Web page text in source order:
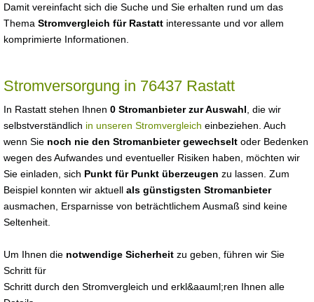
Damit vereinfacht sich die Suche und Sie erhalten rund um das
Thema Stromvergleich für Rastatt interessante und vor allem
komprimierte Informationen.
Stromversorgung in 76437 Rastatt
In Rastatt stehen Ihnen 0 Stromanbieter zur Auswahl , die wir
selbstverständlich in unseren Stromvergleich einbeziehen. Auch
wenn Sie noch nie den Stromanbieter gewechselt oder Bedenken
wegen des Aufwandes und eventueller Risiken haben, möchten wir
Sie einladen, sich Punkt für Punkt überzeugen zu lassen. Zum
Beispiel konnten wir aktuell als günstigsten Stromanbieter
ausmachen, Ersparnisse von beträchtlichem Ausmaß sind keine
Seltenheit.
Um Ihnen die notwendige Sicherheit zu geben, führen wir Sie
Schritt für
Schritt durch den Stromvergleich und erkl&aauml;ren Ihnen alle